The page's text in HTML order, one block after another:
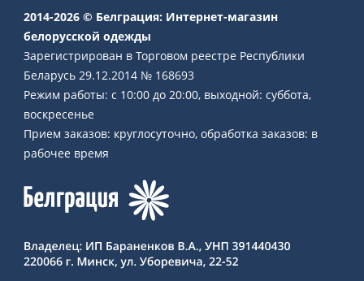
2014-2026 © Белграция: Интернет-магазин
белорусской одежды
Зарегистрирован в Торговом реестре Республики
Беларусь 29.12.2014 № 168693
Режим работы: с 10:00 до 20:00, выходной: суббота,
воскресенье
Прием заказов: круглосуточно, обработка заказов: в
рабочее время